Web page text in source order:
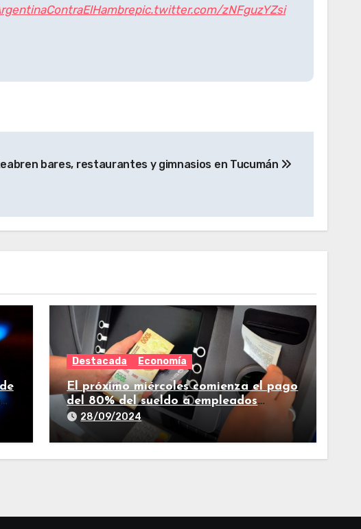
pic.twitter.com/zNFguzYZsi
bares, restaurantes y gimnasios en Tucumán
Destacada Economía
El próximo miércoles comienza el pago
del 80% del sueldo a empleados
estatales de Tucumán
28/09/2024